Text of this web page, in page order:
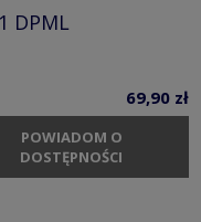
DPML
69,90 zł
POWIADOM O
DOSTĘPNOŚCI